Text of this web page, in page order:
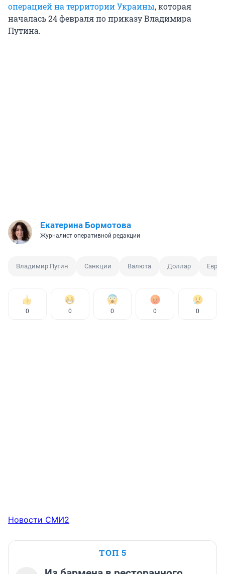
операцией на территории Украины, которая
началась 24 февраля по приказу Владимира
Путина.
Екатерина Бормотова
Журналист оперативной редакции
Владимир Путин Санкции Валюта Доллар Евро
0 0 0 0 0
Новости СМИ2
ТОП 5